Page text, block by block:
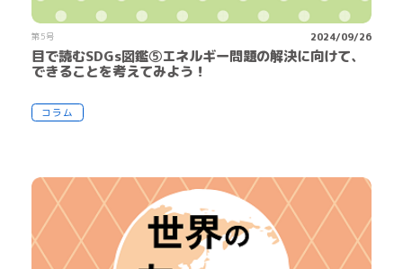
第5号 2024/09/26
目で読むSDGs図鑑⑤エネルギー問題の解決に向けて、
できることを考えてみよう！
コラム